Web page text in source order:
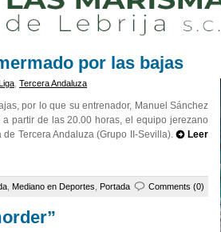
por las bajas
Tercera Andaluza
por lo que su entrenador, Manuel Sánchez
partir de las 20.00 horas, el equipo jerezano
Tercera Andaluza (Grupo II-Sevilla).
Leer
Mediano en Deportes Portada Comments (0)